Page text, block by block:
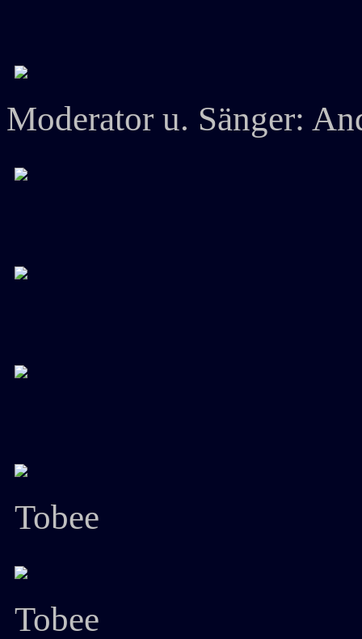
Moderator u. Sänger:
Tobee
Tobee